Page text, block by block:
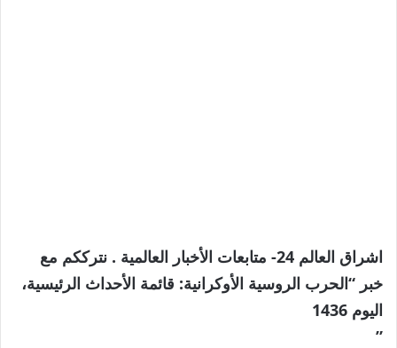
اشراق العالم 24- متابعات الأخبار العالمية . نترككم مع
خبر “الحرب الروسية الأوكرانية: قائمة الأحداث الرئيسية،
اليوم 1436
”